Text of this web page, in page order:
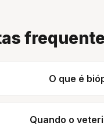
O que é
Quando o